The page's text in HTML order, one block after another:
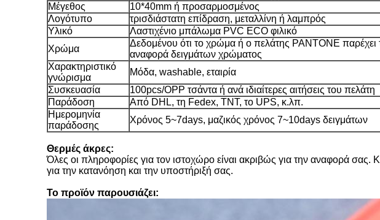
Μέγεθος
10*40mm ή προσαρμοσμένος
Λογότυπο
τρισδιάστατη επίδραση, μεταλλίνη ή λαμπρός
Υλικό
Λαστιχένιο μπάλωμα PVC ECO φιλικό
Χρώμα
Δεδομένου ότι το χρώμα ή ο πελάτης PANTONE παρέχει
αναφορά δειγμάτων χρώματος
Χαρακτηριστικό
γνώρισμα
Μόδα, washable, εταιρία
Συσκευασία
100pcs/OPP τσάντα ή ανά ιδιαίτερες αιτήσεις του πελάτη
Παράδοση
Από DHL, τη Fedex, TNT, το UPS, κ.λπ.
Ημερομηνία
παράδοσης
Χρόνος 5~7days, μαζικός χρόνος 7~10days δειγμάτων
Θερμές άκρες:
Όλες οι πληροφορίες για τον ιστοχώρο είναι ακριβώς για την αναφορά σας.
για την κατανόηση και την υποστήριξή σας.
Το προϊόν παρουσιάζει: